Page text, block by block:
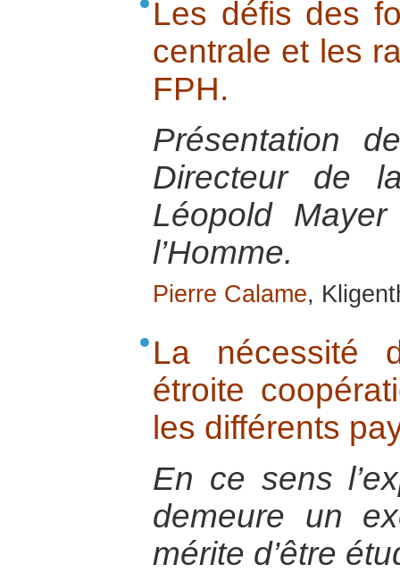
Les défis des
centrale et les
FPH.
Présentation
Directeur de
Léopold
l’Homme.
Pierre Calame,
La nécessité
étroite
les différents
En ce sens
demeure un
mérite d’être